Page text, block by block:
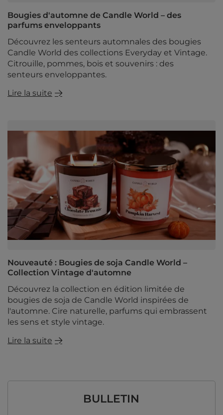
Bougies d'automne de Candle World – des
parfums enveloppants
Découvrez les senteurs automnales des bougies
Candle World des collections Everyday et Vintage.
Citrouille, pommes, bois et souvenirs : des
senteurs enveloppantes.
Lire la suite
Nouveauté : Bougies de soja Candle World –
Collection Vintage d'automne
Découvrez la collection en édition limitée de
bougies de soja de Candle World inspirées de
l'automne. Cire naturelle, parfums qui embrassent
les sens et style vintage.
Lire la suite
BULLETIN